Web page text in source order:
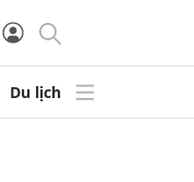
Du lịch